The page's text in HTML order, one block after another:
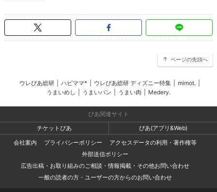
ページの先頭へ
ウレぴあ総研 ハピママ* ウレぴあ総研 ディズニー特集 mimot.
うまいめし
うまいパン うまい肉 Medery.
ぴあ関連サイト
チケットぴあ
ぴあ(アプリ&Web)
会社案内
プライバシーポリシー
アクセスデータの利用・著作権等
外部送信ポリシー
広告出稿・お取り組みのご相談・情報掲載・その他お問い合わせ
一般の読者の方・ユーザーの方からのお問い合わせ